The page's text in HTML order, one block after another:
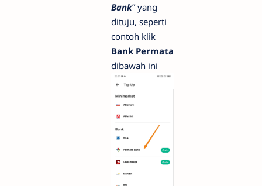
Bank” yang
dituju, seperti
contoh klik
Bank Permata
dibawah ini